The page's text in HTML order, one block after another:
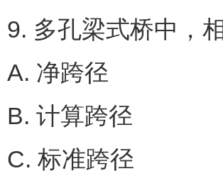
9. 多孔梁式桥中，
A. 净跨径
B. 计算跨径
C. 标准跨径